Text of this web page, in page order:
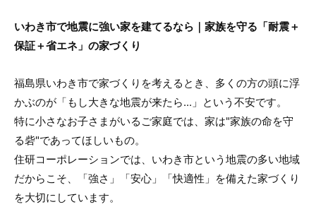
いわき市で地震に強い家を建てるなら｜家族を守る「耐震＋
保証＋省エネ」の家づくり
福島県いわき市で家づくりを考えるとき、多くの方の頭に浮
かぶのが「もし大きな地震が来たら...」という不安です。
特に小さなお子さまがいるご家庭では、家は"家族の命を守
る砦"であってほしいもの。
住研コーポレーションでは、いわき市という地震の多い地域
だからこそ、「強さ」「安心」「快適性」を備えた家づくり
を大切にしています。